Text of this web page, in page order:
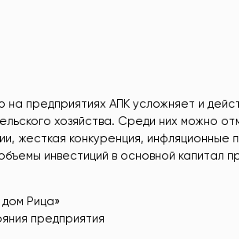
на предприятиях АПК усложняет и
хозяйства. Среди них можно
жесткая конкуренция, инфляционные
инвестиций в основной капитал
Рица»
предприятия